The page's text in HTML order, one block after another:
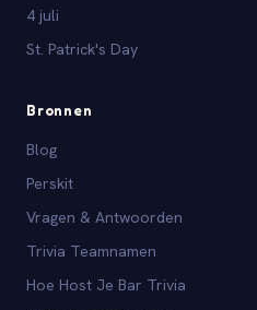
4 juli
St. Patrick's Day
Bronnen
Blog
Perskit
Vragen & Antwoorden
Trivia Teamnamen
Hoe Host Je Bar Trivia